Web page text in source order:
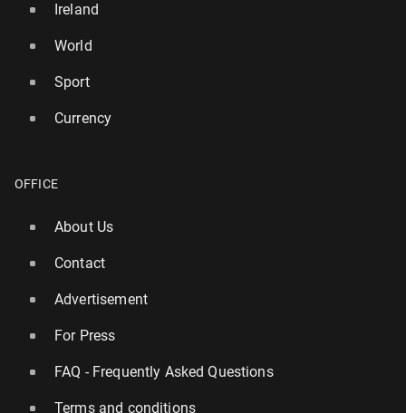
Ireland
World
Sport
Currency
OFFICE
About Us
Contact
Advertisement
For Press
FAQ - Frequently Asked Questions
Terms and conditions